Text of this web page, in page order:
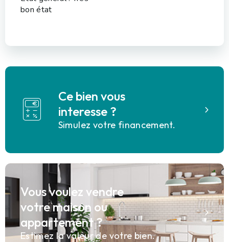
bon état
Ce bien vous
interesse ?
Simulez votre financement.
Vous voulez vendre
votre maison ou
appartement ?
Estimez la valeur de votre bien.